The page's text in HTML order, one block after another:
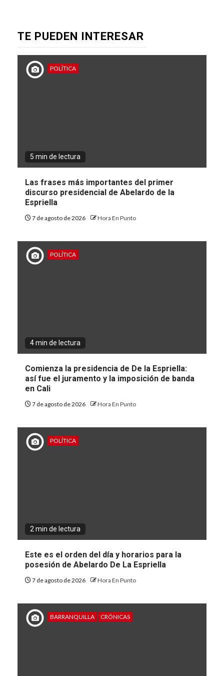
TE PUEDEN INTERESAR
POLÍTICA
5 min de lectura
Las frases más importantes del primer
discurso presidencial de Abelardo de la
Espriella
7 de agosto de 2026 Hora En Punto
POLÍTICA
4 min de lectura
Comienza la presidencia de De la Espriella:
así fue el juramento y la imposición de banda
en Cali
7 de agosto de 2026 Hora En Punto
POLÍTICA
2 min de lectura
Este es el orden del día y horarios para la
posesión de Abelardo De La Espriella
7 de agosto de 2026 Hora En Punto
BARRANQUILLA CRÓNICAS